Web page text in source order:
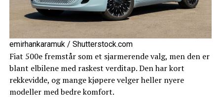
emirhankaramuk / Shutterstock.com
Fiat 500e fremstår som et sjarmerende valg, men den er
blant elbilene med raskest verditap. Den har kort
rekkevidde, og mange kjøpere velger heller nyere
modeller med bedre komfort.